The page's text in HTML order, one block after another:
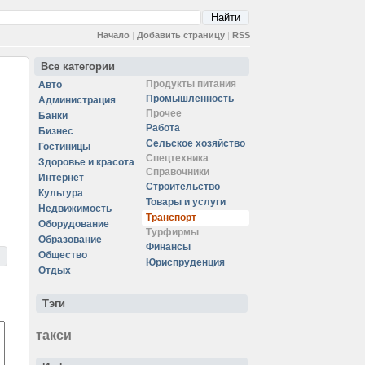
Начало | Добавить страницу | RSS
Все категории
Авто
Администрация
Банки
Бизнес
Гостиницы
Здоровье и красота
Интернет
Культура
Недвижимость
Оборудование
Образование
Общество
Отдых
Продукты питания
Промышленность
Прочее
Работа
Сельское хозяйство
Спецтехника
Справочники
Строительство
Товары и услуги
Транспорт
Турфирмы
Финансы
Юриспруденция
Тэги
такси